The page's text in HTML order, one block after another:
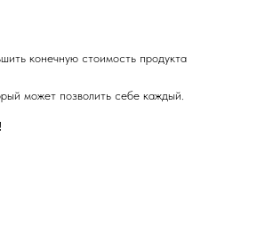
конечную стоимость продукта
может позволить себе каждый.